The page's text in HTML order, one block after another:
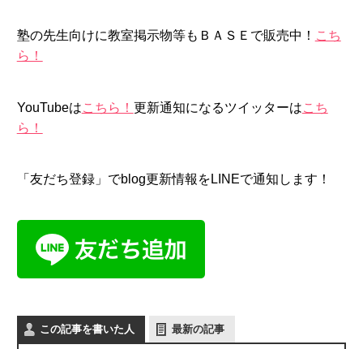
塾の先生向けに教室掲示物等もＢＡＳＥで販売中！ こち
ら！
YouTubeはこちら！ 更新通知になるツイッターはこち
ら！
「友だち登録」でblog更新情報をLINEで通知します！
この記事を書いた人 最新の記事